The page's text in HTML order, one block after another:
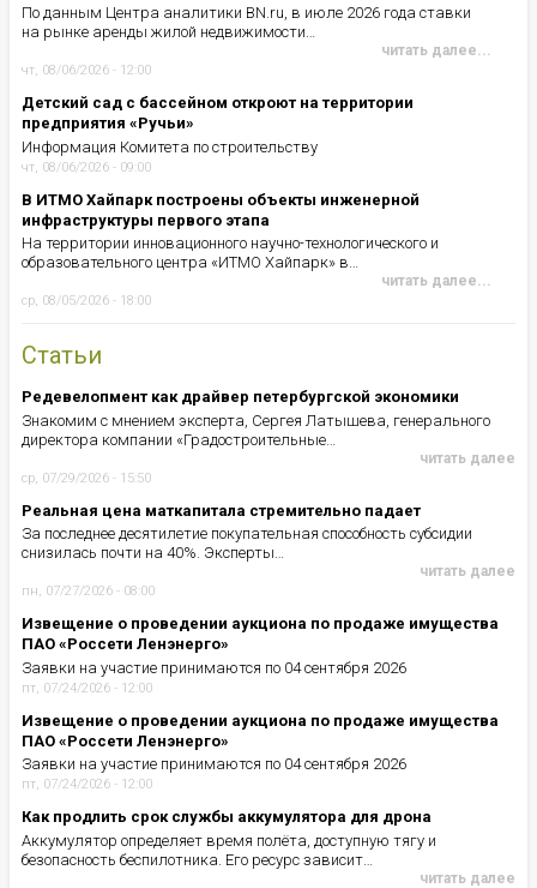
По данным Центра аналитики BN.ru, в июле 2026 года ставки
на рынке аренды жилой недвижимости…
читать далее...
чт, 08/06/2026 - 12:00
Детский сад с бассейном откроют на территории
предприятия «Ручьи»
Информация Комитета по строительству
чт, 08/06/2026 - 09:00
В ИТМО Хайпарк построены объекты инженерной
инфраструктуры первого этапа
На территории инновационного научно-технологического и
образовательного центра «ИТМО Хайпарк» в…
читать далее...
ср, 08/05/2026 - 18:00
Статьи
Редевелопмент как драйвер петербургской экономики
Знакомим с мнением эксперта, Сергея Латышева, генерального
директора компании «Градостроительные…
читать далее
ср, 07/29/2026 - 15:50
Реальная цена маткапитала стремительно падает
За последнее десятилетие покупательная способность субсидии
снизилась почти на 40%. Эксперты…
читать далее
пн, 07/27/2026 - 08:00
Извещение о проведении аукциона по продаже имущества
ПАО «Россети Ленэнерго»
Заявки на участие принимаются по 04 сентября 2026
пт, 07/24/2026 - 12:00
Извещение о проведении аукциона по продаже имущества
ПАО «Россети Ленэнерго»
Заявки на участие принимаются по 04 сентября 2026
пт, 07/24/2026 - 12:00
Как продлить срок службы аккумулятора для дрона
Аккумулятор определяет время полёта, доступную тягу и
безопасность беспилотника. Его ресурс зависит…
читать далее